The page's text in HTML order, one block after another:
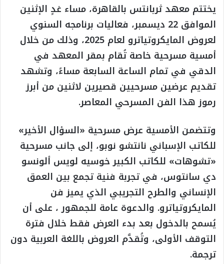
يختتم معهد ثربانتس بالقاهرة، مساء غدٍ الإثنين
الموافق 22 ديسمبر، فعاليات برنامجه السنوي
لعروض المايكروتياترو لعام 2025، وذلك من خلال
أمسية مسرحية خاصة تُقام بمقر المعهد في
الدقي في تمام الساعة السابعة مساءً، وتشهد
تقديم عرضين مسرحيين قصيرين لاثنين من أبرز
رموز هذا الفن المسرحي المعاصر.
وتتضمن الأمسية عرض مسرحية «السؤال الأخير»
للكاتب الإسباني نانتشو نوبو، إلى جانب مسرحية
«تشوهات» للكاتب الكبير خوسيه لويس ألونسو
دي سانتوس، في تجربة فنية تجمع بين العمق
الإنساني والطرح التجريبي الذي يميز فن
المايكروتياترو. والدعوة عامة للجمهور ، على أن
يُسمح بالدخول بعد بدء العرض فقط خلال فترة
التوقف الأولى، وتُقدَّم العروض باللغة العربية دون
ترجمة.